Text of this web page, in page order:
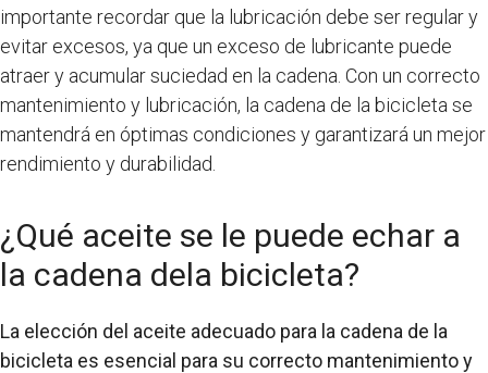
importante recordar que la lubricación debe ser regular y
evitar excesos, ya que un exceso de lubricante puede
atraer y acumular suciedad en la cadena. Con un correcto
mantenimiento y lubricación, la cadena de la bicicleta se
mantendrá en óptimas condiciones y garantizará un mejor
rendimiento y durabilidad.
¿Qué aceite se le puede echar a
la cadena dela bicicleta?
La elección del aceite adecuado para la cadena de la
bicicleta es esencial para su correcto mantenimiento y